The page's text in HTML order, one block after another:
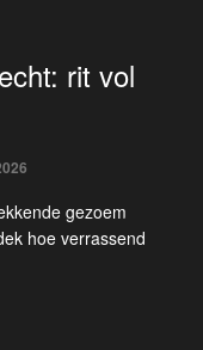
rit vol
gezoem
hoe verrassend